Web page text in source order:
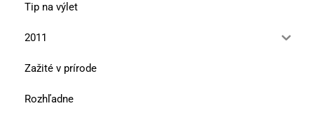
Tip na výlet
2011
Zažité v prírode
Rozhľadne